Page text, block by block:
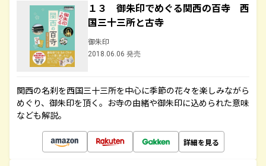
１３ 御朱印でめぐる関西の百寺 西
国三十三所と古寺
御朱印
2018.06.06 発売
関西の名刹を西国三十三所を中心に季節の花々を楽しみながら
めぐり、御朱印を頂く。お寺の由緒や御朱印に込められた意味
なども解説。
詳細を見る